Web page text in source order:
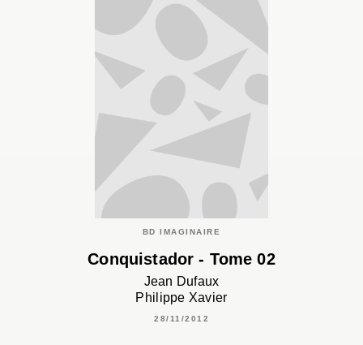
BD IMAGINAIRE
Conquistador - Tome 02
Jean Dufaux
Philippe Xavier
28/11/2012